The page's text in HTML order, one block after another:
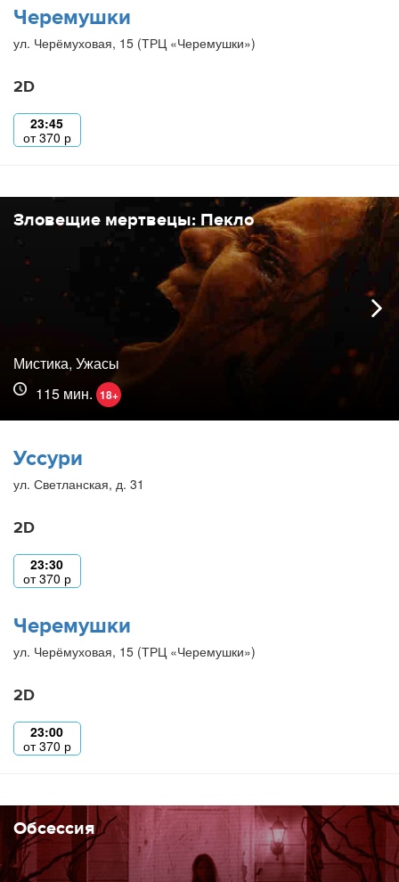
Черемушки
ул. Черёмуховая, 15 (ТРЦ «Черемушки»)
2D
23:45
от370 р
Зловещие мертвецы: Пекло
Мистика, Ужасы
115 мин. 18+
Уссури
ул. Светланская, д. 31
2D
23:30
от370 р
Черемушки
ул. Черёмуховая, 15 (ТРЦ «Черемушки»)
2D
23:00
от370 р
Обсессия